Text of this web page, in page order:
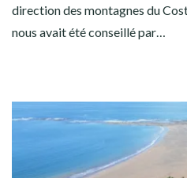
direction des montagnes du
nous avait été conseillé par…